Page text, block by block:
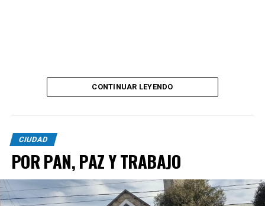
CONTINUAR LEYENDO
CIUDAD
POR PAN, PAZ Y TRABAJO